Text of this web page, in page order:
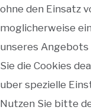
ohne den Einsatz
moglicherweise
unseres
Sie die Cookies
uber spezielle
Nutzen Sie bitte